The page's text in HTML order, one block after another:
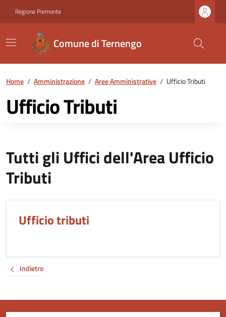
Regione Piemonte
Comune di Ternengo
Home / Amministrazione / Aree Amministrative / Ufficio Tributi
Ufficio Tributi
Tutti gli Uffici dell'Area Ufficio
Tributi
Ufficio tributi
Indietro